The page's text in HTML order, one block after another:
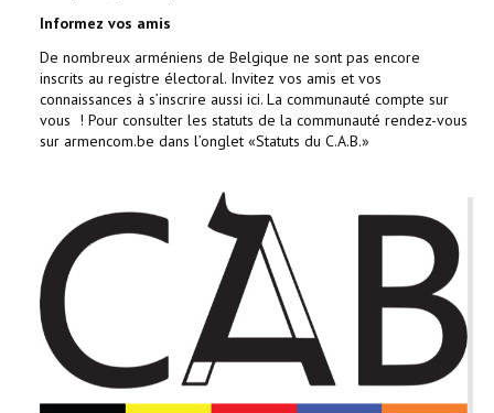
Informez vos amis
De nombreux arméniens de Belgique ne sont pas encore
inscrits au registre électoral. Invitez vos amis et vos
connaissances à s’inscrire aussi ici. La communauté compte sur
vous ! Pour consulter les statuts de la communauté rendez-vous
sur armencom.be dans l’onglet «Statuts du C.A.B.»